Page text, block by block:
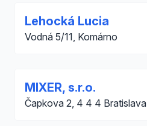
Lehocká Lucia
Vodná 5/11, Komárno
MIXER, s.r.o.
Čapkova 2, 4 4 4 Bratislava